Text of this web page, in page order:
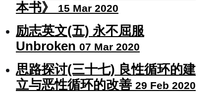
本书》
15 Mar 2020
励志英文(五) 永不屈服
Unbroken 07 Mar 2020
思路探讨(三十七) 良性循环的建
立与恶性循环的改善 29 Feb 2020